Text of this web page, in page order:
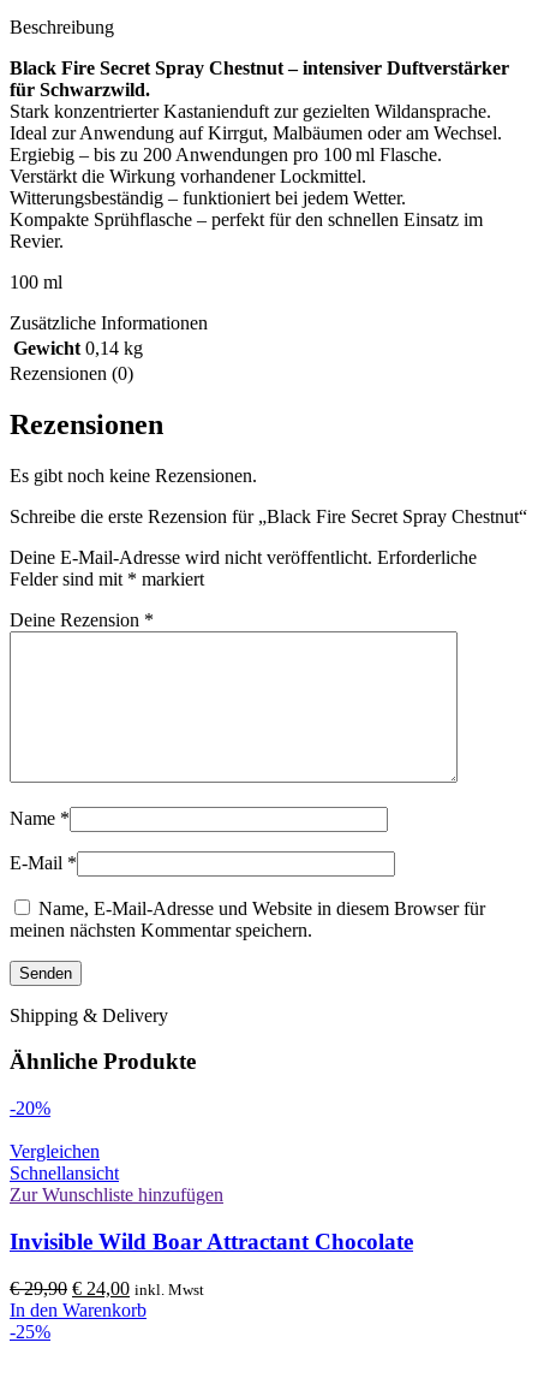
Beschreibung
Black Fire Secret Spray Chestnut – intensiver Duftverstärker
für Schwarzwild.
Stark konzentrierter Kastanienduft zur gezielten Wildansprache.
Ideal zur Anwendung auf Kirrgut, Malbäumen oder am Wechsel.
Ergiebig – bis zu 200 Anwendungen pro 100 ml Flasche.
Verstärkt die Wirkung vorhandener Lockmittel.
Witterungsbeständig – funktioniert bei jedem Wetter.
Kompakte Sprühflasche – perfekt für den schnellen Einsatz im
Revier.
100 ml
Zusätzliche Informationen
Gewicht 0,14 kg
Rezensionen (0)
Rezensionen
Es gibt noch keine Rezensionen.
Schreibe die erste Rezension für „Black Fire Secret Spray Chestnut“
Deine E-Mail-Adresse wird nicht veröffentlicht. Erforderliche
Felder sind mit * markiert
Deine Rezension *
Name *
E-Mail *
Name, E-Mail-Adresse und Website in diesem Browser für
meinen nächsten Kommentar speichern.
Shipping & Delivery
Ähnliche Produkte
-20%
Vergleichen
Schnellansicht
Zur Wunschliste hinzufügen
Invisible Wild Boar Attractant Chocolate
€29,90 Ursprünglicher
Preis
€ 24,00Aktueller
Preis
inkl. Mwst
In den Warenkorb
-25%